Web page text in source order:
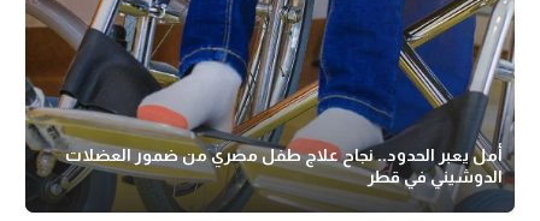
أمل يعبر الحدود.. نجاح علاج طفل مصري من ضمور العضلات
الدوشيني في قطر